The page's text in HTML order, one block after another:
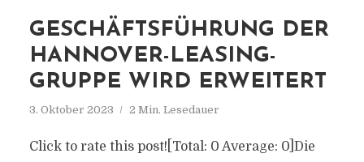
GESCHÄFTSFÜHRUNG DER
HANNOVER-LEASING-
GRUPPE WIRD ERWEITERT
3. Oktober 2023 2 Min. Lesedauer
Click to rate this post![Total: 0 Average: 0]Die